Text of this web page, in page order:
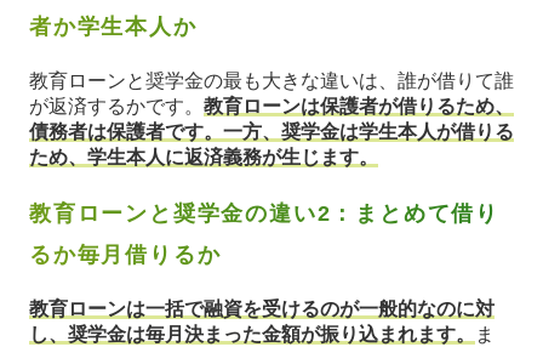
者か学生本人か
教育ローンと奨学金の最も大きな違いは、誰が借りて誰
が返済するかです。 教育ローンは保護者が借りるため、
債務者は保護者です。一方、奨学金は学生本人が借りる
ため、学生本人に返済義務が生じます。
教育ローンと奨学金の違い2：まとめて借り
るか毎月借りるか
教育ローンは一括で融資を受けるのが一般的なのに対
し、奨学金は毎月決まった金額が振り込まれます。
ま